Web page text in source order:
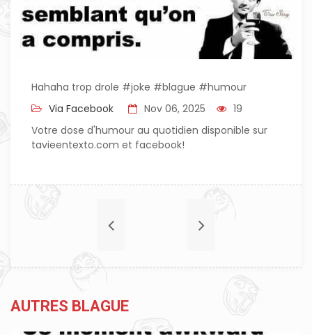
Hahaha trop drole #joke #blague #humour
Via Facebook
Nov 06, 2025
19
Votre dose d'humour au quotidien disponible sur
tavieentexto.com et facebook!
AUTRES BLAGUE